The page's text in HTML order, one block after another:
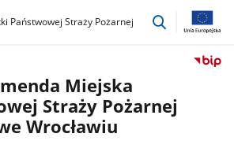
Państwowej Straży Pożarnej
przejdź
Miejska
Straży Pożarnej
Wrocławiu